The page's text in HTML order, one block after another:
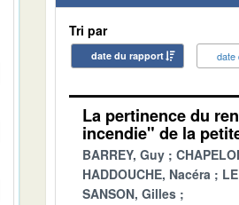
Tri par
date du rapport date
La pertinence du
incendie" de la
BARREY, Guy
HADDOUCHE, Nacéra
SANSON, Gilles